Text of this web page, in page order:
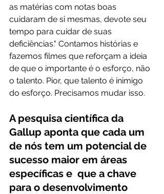
as matérias com notas boas
cuidaram de si mesmas, devote seu
tempo para cuidar de suas
deficiências." Contamos histórias e
fazemos filmes que reforçam a ideia
de que o importante é o esforço, não
o talento. Pior, que talento é inimigo
do esforço. Precisamos mudar isso.
A pesquisa científica da
Gallup aponta que cada um
de nós tem um potencial de
sucesso maior em áreas
específicas e  que a chave
para o desenvolvimento